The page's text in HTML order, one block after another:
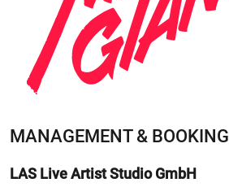
MANAGEMENT & BOOKING
LAS Live Artist Studio GmbH